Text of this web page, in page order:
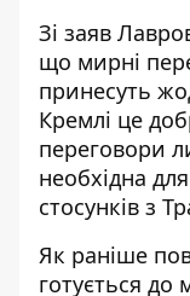
Зі заяв
що мирні
принесуть
Кремлі це
переговори
необхідна
стосунків з
Як раніше
готується до